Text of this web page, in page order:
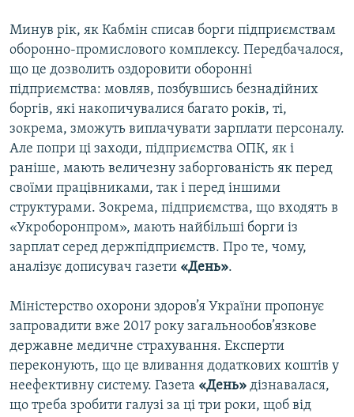
Минув рік, як Кабмін списав борги підприємствам
оборонно-промислового комплексу. Передбачалося,
що це дозволить оздоровити оборонні
підприємства: мовляв, позбувшись безнадійних
боргів, які накопичувалися багато років, ті,
зокрема, зможуть виплачувати зарплати персоналу.
Але попри ці заходи, підприємства ОПК, як і
раніше, мають величезну заборгованість як перед
своїми працівниками, так і перед іншими
структурами. Зокрема, підприємства, що входять в
«Укроборонпром», мають найбільші борги із
зарплат серед держпідприємств. Про те, чому,
аналізує дописувач газети «День».
Міністерство охорони здоров’я України пропонує
запровадити вже 2017 року загальнообов’язкове
державне медичне страхування. Експерти
переконують, що це вливання додаткових коштів у
неефективну систему. Газета «День» дізнавалася,
що треба зробити галузі за ці три роки, щоб від